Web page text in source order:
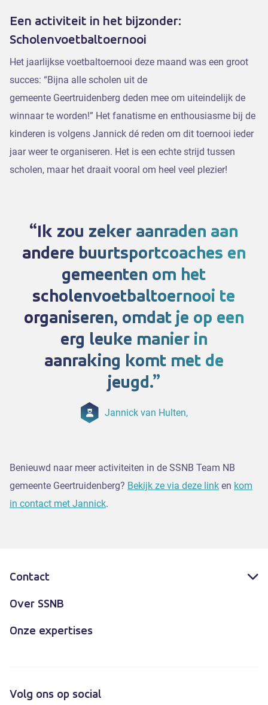
Een activiteit in het bijzonder:
Scholenvoetbaltoernooi
Het jaarlijkse voetbaltoernooi deze maand was een groot
succes: “Bijna alle scholen uit de
gemeente Geertruidenberg deden mee om uiteindelijk de
winnaar te worden!” Het fanatisme en enthousiasme bij de
kinderen is volgens Jannick dé reden om dit toernooi ieder
jaar weer te organiseren. Het is een echte strijd tussen
scholen, maar het draait vooral om heel veel plezier!
Ik zou zeker aanraden aan
andere buurtsportcoaches en
gemeenten om het
scholenvoetbaltoernooi te
organiseren, omdat je op een
erg leuke manier in
aanraking komt met de
jeugd.
Jannick van Hulten,
Benieuwd naar meer activiteiten in de SSNB Team NB
gemeente Geertruidenberg? Bekijk ze via deze link en kom
in contact met Jannick.
Contact
Over SSNB
Onze expertises
Volg ons op social